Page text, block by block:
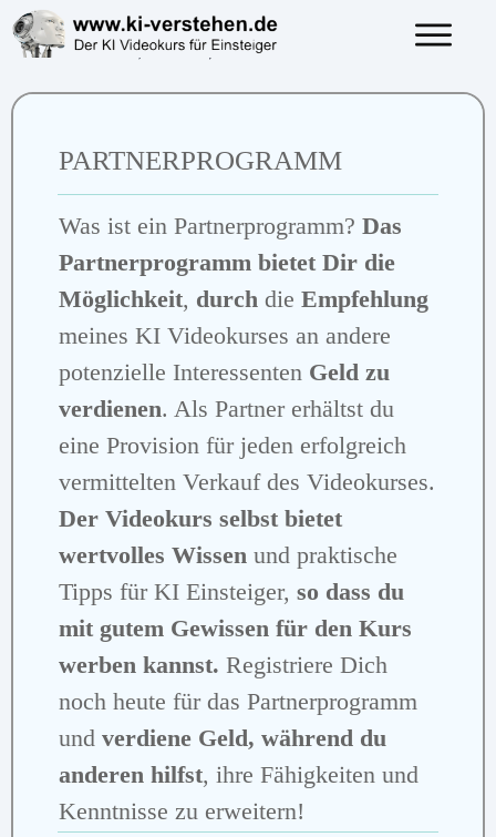
PARTNERPROGRAMM
Was ist ein Partnerprogramm? Das
Partnerprogramm bietet Dir die
Möglichkeit, durch die Empfehlung
meines KI Videokurses an andere
potenzielle Interessenten Geld zu
verdienen. Als Partner erhältst du
eine Provision für jeden erfolgreich
vermittelten Verkauf des Videokurses.
Der Videokurs selbst bietet
wertvolles Wissen und praktische
Tipps für KI Einsteiger, so dass du
mit gutem Gewissen für den Kurs
werben kannst. Registriere Dich
noch heute für das Partnerprogramm
und verdiene Geld, während du
anderen hilfst, ihre Fähigkeiten und
Kenntnisse zu erweitern!